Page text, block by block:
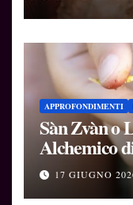
APPROFONDIMENTI
Sàn Zvàn o
Alchemico
17 GIUGNO